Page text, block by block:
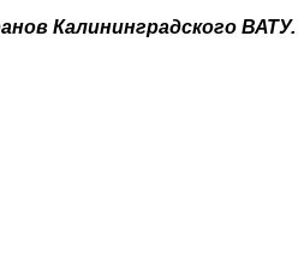
Калининградского ВАТУ.